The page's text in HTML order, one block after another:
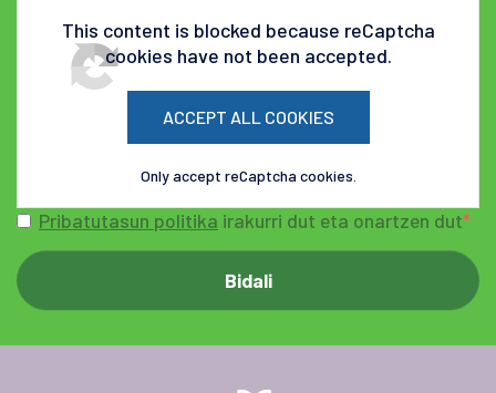
This content is blocked because reCaptcha
cookies have not been accepted.
ACCEPT ALL COOKIES
Only accept reCaptcha cookies.
Pribatutasun politika irakurri dut eta onartzen dut